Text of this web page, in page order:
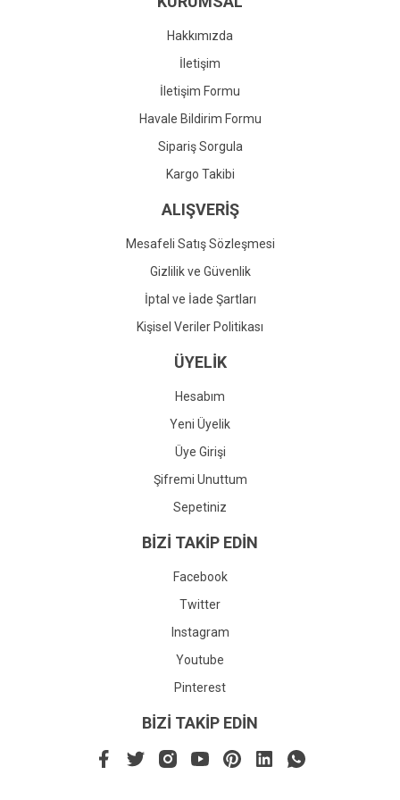
Gönder
Hakkımızda
İletişim
İletişim Formu
Havale Bildirim Formu
Sipariş Sorgula
Kargo Takibi
ALIŞVERİŞ
Mesafeli Satış Sözleşmesi
Gizlilik ve Güvenlik
İptal ve İade Şartları
Kişisel Veriler Politikası
ÜYELİK
Hesabım
Yeni Üyelik
Üye Girişi
Şifremi Unuttum
Sepetiniz
BİZİ TAKİP EDİN
Facebook
Twitter
Instagram
Youtube
Pinterest
BİZİ TAKİP EDİN